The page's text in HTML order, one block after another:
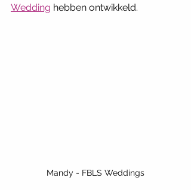
Wedding hebben ontwikkeld.
Mandy - FBLS Weddings